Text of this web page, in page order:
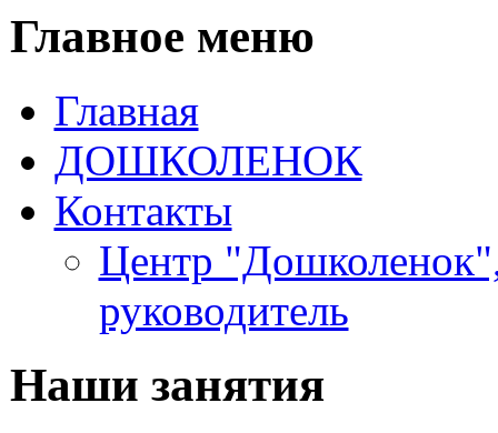
Главное меню
Главная
ДОШКОЛЕНОК
Контакты
Центр
руководитель
Наши занятия